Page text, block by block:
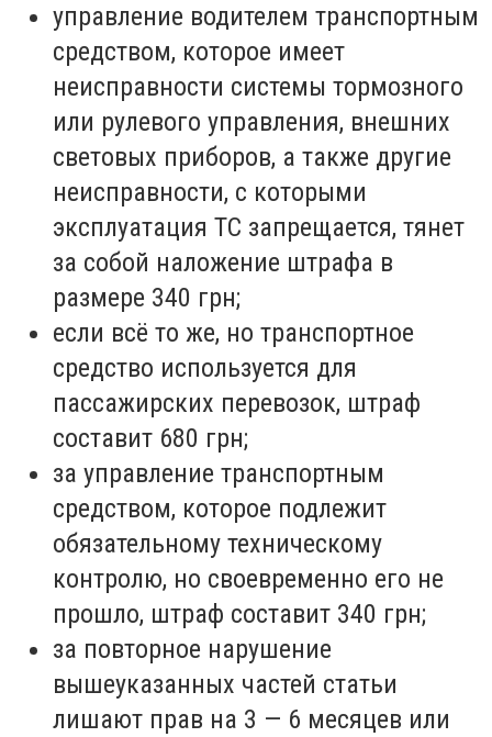
управление водителем транспортным
средством, которое имеет
неисправности системы тормозного
или рулевого управления, внешних
световых приборов, а также другие
неисправности, с которыми
эксплуатация ТС запрещается, тянет
за собой наложение штрафа в
размере 340 грн;
если всё то же, но транспортное
средство используется для
пассажирских перевозок, штраф
составит 680 грн;
за управление транспортным
средством, которое подлежит
обязательному техническому
контролю, но своевременно его не
прошло, штраф составит 340 грн;
за повторное нарушение
вышеуказанных частей статьи
лишают прав на 3 — 6 месяцев или